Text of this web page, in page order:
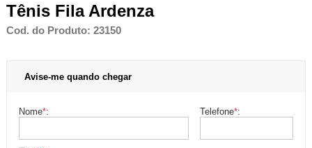
Tênis Fila Ardenza
Cod. do Produto: 23150
Avise-me quando chegar
Nome*: Telefone*: